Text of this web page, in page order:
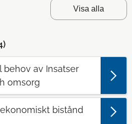
Visa alla
)
av Insatser
omsorg
bistånd